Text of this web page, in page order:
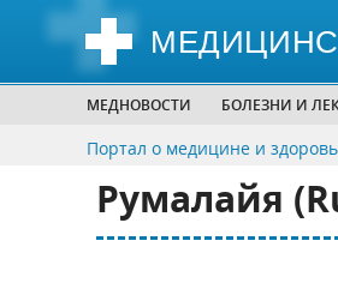
МЕДНОВОСТИ БОЛЕЗНИ И
Портал о медицине и
Румалайя